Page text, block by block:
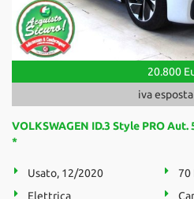
20.800
iva esposta
VOLKSWAGEN ID.3 Style PRO
*
Usato, 12/2020
70
Elettrica